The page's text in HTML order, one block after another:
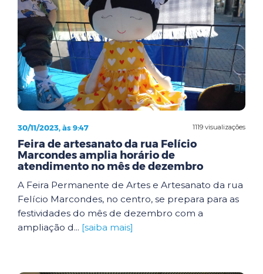
1119 visualizações
30/11/2023, às 9:47
Feira de artesanato da rua Felício
Marcondes amplia horário de
atendimento no mês de dezembro
A Feira Permanente de Artes e Artesanato da rua
Felício Marcondes, no centro, se prepara para as
festividades do mês de dezembro com a
ampliação d... [saiba mais]